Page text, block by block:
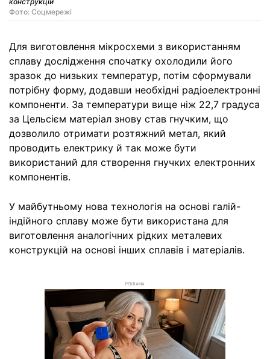
Фото: Соцмережi
Для виготовлення мікросхеми з використанням
сплаву дослідження спочатку охолодили його
зразок до низьких температур, потім сформували
потрібну форму, додавши необхідні радіоелектронні
компоненти. За температури вище ніж 22,7 градуса
за Цельсієм матеріал знову став гнучким, що
дозволило отримати розтяжний метал, який
проводить електрику й так може бути
використаний для створення гнучких електронних
компонентів.
У майбутньому нова технологія на основі галій-
індійного сплаву може бути використана для
виготовлення аналогічних рідких металевих
конструкцій на основі інших сплавів і матеріалів.
РЕКЛАМА